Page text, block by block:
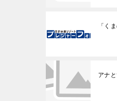
「く
アナ